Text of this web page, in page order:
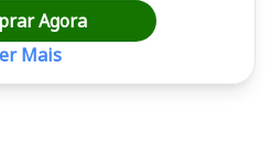
Agora
Mais